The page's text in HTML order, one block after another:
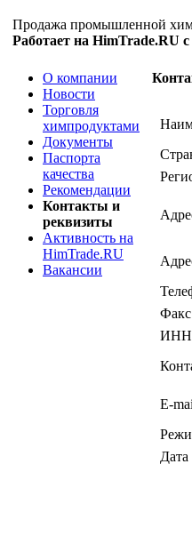
Продажа промышленной
Работает на HimTrade.RU с
О компании
Новости
Торговля
химпродуктами
Документы
Паспорта
качества
Рекомендации
Контакты и
реквизиты
Активность на
HimTrade.RU
Вакансии
Факс
ИНН
E-